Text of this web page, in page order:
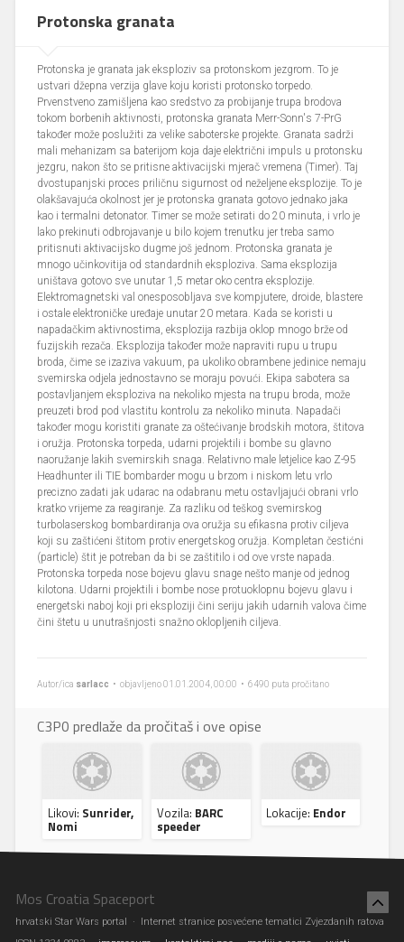
Protonska granata
Protonska je granata jak eksploziv sa protonskom jezgrom. To je
ustvari džepna verzija glave koju koristi protonsko torpedo.
Prvenstveno zamišljena kao sredstvo za probijanje trupa brodova
tokom borbenih aktivnosti, protonska granata Merr-Sonn's 7-PrG
također može poslužiti za velike saboterske projekte. Granata sadrži
mali mehanizam sa baterijom koja daje električni impuls u protonsku
jezgru, nakon što se pritisne aktivacijski mjerač vremena (Timer). Taj
dvostupanjski proces priličnu sigurnost od neželjene eksplozije. To je
olakšavajuća okolnost jer je protonska granata gotovo jednako jaka
kao i termalni detonator. Timer se može setirati do 20 minuta, i vrlo je
lako prekinuti odbrojavanje u bilo kojem trenutku jer treba samo
pritisnuti aktivacijsko dugme još jednom. Protonska granata je
mnogo učinkovitija od standardnih eksploziva. Sama eksplozija
uništava gotovo sve unutar 1,5 metar oko centra eksplozije.
Elektromagnetski val onesposobljava sve kompjutere, droide, blastere
i ostale elektroničke uređaje unutar 20 metara. Kada se koristi u
napadačkim aktivnostima, eksplozija razbija oklop mnogo brže od
fuzijskih rezača. Eksplozija također može napraviti rupu u trupu
broda, čime se izaziva vakuum, pa ukoliko obrambene jedinice nemaju
svemirska odjela jednostavno se moraju povući. Ekipa sabotera sa
postavljanjem eksploziva na nekoliko mjesta na trupu broda, može
preuzeti brod pod vlastitu kontrolu za nekoliko minuta. Napadači
također mogu koristiti granate za oštećivanje brodskih motora, štitova
i oružja. Protonska torpeda, udarni projektili i bombe su glavno
naoružanje lakih svemirskih snaga. Relativno male letjelice kao Z-95
Headhunter ili TIE bombarder mogu u brzom i niskom letu vrlo
precizno zadati jak udarac na odabranu metu ostavljajući obrani vrlo
kratko vrijeme za reagiranje. Za razliku od teškog svemirskog
turbolaserskog bombardiranja ova oružja su efikasna protiv ciljeva
koji su zaštićeni štitom protiv energetskog oružja. Kompletan čestićni
(particle) štit je potreban da bi se zaštitilo i od ove vrste napada.
Protonska torpeda nose bojevu glavu snage nešto manje od jednog
kilotona. Udarni projektili i bombe nose protuoklopnu bojevu glavu i
energetski naboj koji pri eksploziji čini seriju jakih udarnih valova čime
čini štetu u unutrašnjosti snažno oklopljenih ciljeva.
Autor/ica sarlacc • objavljeno 01.01.2004, 00:00 • 6490 puta pročitano
C3P0 predlaže da pročitaš i ove opise
Likovi: Sunrider,
Nomi
Vozila: BARC
speeder
Lokacije: Endor
Mos Croatia Spaceport
hrvatski Star Wars portal · Internet stranice posvećene tematici Zvjezdanih ratova